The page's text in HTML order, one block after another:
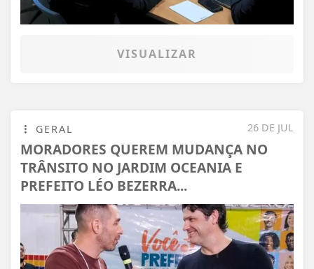
VISUALIZAR
26 DE JUL
GERAL
MORADORES QUEREM MUDANÇA NO
TRÂNSITO NO JARDIM OCEANIA E
PREFEITO LÉO BEZERRA...